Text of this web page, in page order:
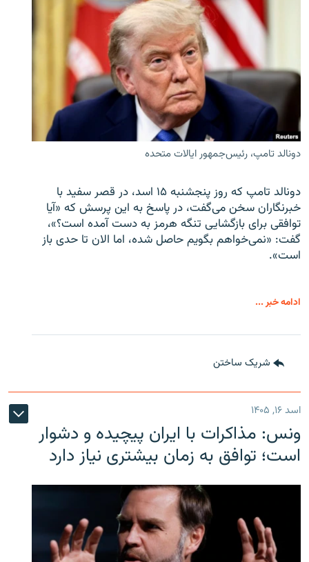
دونالد تامپ، رئیس‌جمهور ایالات متحده
دونالد تامپ که روز پنجشنبه ۱۵ اسد، در قصر سفید با
خبرنگاران سخن می‌گفت، در پاسخ به این پرسش که «آیا
توافقی برای بازگشایی تنگه هرمز به دست آمده است؟»،
گفت: «نمی‌خواهم بگویم حاصل شده، اما الان تا حدی باز
است».
ادامه خبر ...
شریک ساختن
اسد ۱۶, ۱۴۰۵
ونس: مذاکرات با ایران پیچیده و دشوار
است؛ توافق به زمان بیشتری نیاز دارد